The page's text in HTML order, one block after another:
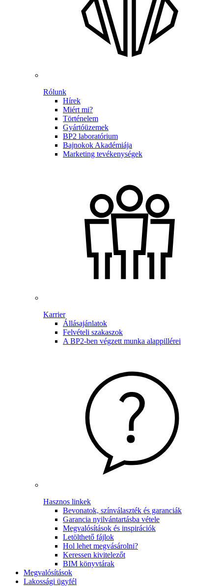
Rólunk
Hírek
Miért mi?
Történelem
Gyártóüzemek
BP2 laboratórium
Bajnokok Akadémiája
Marketing tevékenységek
Karrier
Állásajánlatok
Felvételi szakaszok
A BP2-ben végzett munka alappillérei
Hasznos linkek
Bevonatok, színválaszték és garanciák
Garancia nyilvántartásba vétele
Megvalósítások és inspirációk
Letölthető fájlok
Hol lehet megvásárolni?
Keressen kivitelezőt
BIM könyvtárak
Megvalósítások
Lakossági ügyfél